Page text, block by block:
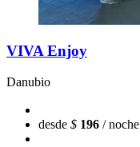
VIVA Enjoy
Danubio
desde $ 196 / noche